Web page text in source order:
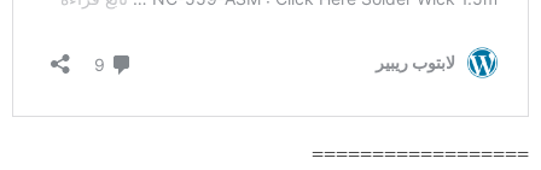
==================